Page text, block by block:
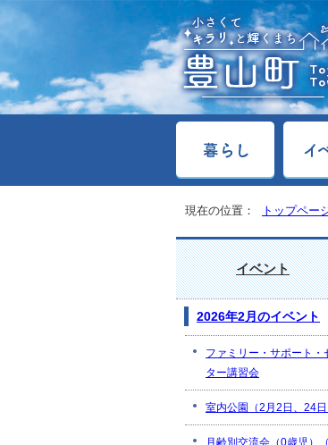
現在の位置： トップペー
イベント
2026年2月のイベント
ファミリー・サポート・
ター講習会
室内公園（2月2日、24日
月齢別交流会（0歳児）